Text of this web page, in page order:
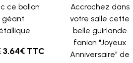
ce ballon
géant
3.64€ TTC
Accrochez dans
votre salle cette
belle guirlande
fanion "Joyeux
Anniversaire" de